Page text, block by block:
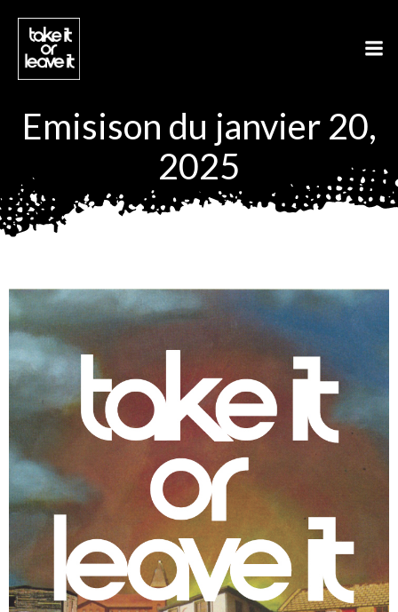
Emisison du janvier 20,
2025